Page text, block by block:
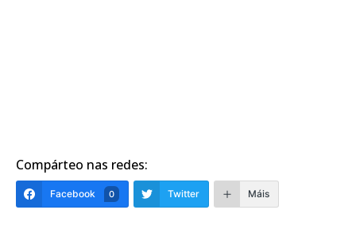
Compárteo nas redes:
Facebook 0 Twitter Máis